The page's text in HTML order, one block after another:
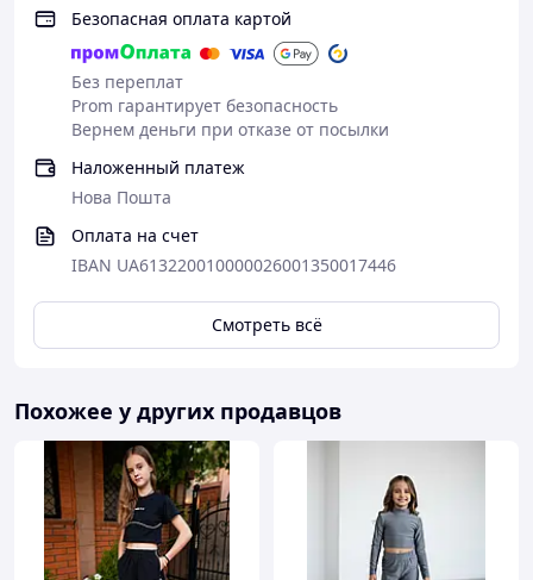
Безопасная оплата картой
Без переплат
Prom гарантирует безопасность
Вернем деньги при отказе от посылки
Наложенный платеж
Нова Пошта
Оплата на счет
IBAN UA613220010000026001350017446
Смотреть всё
Похожее у других продавцов